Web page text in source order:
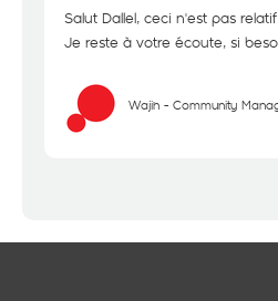
Salut Dallel, ceci n'est pas
Je reste à votre écoute, si
Wajih - Community